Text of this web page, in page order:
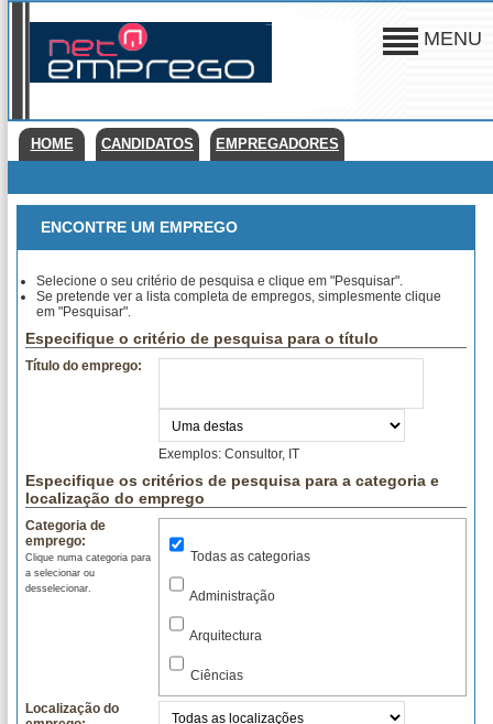
MENU
HOME CANDIDATOS EMPREGADORES
ENCONTRE UM EMPREGO
Selecione o seu critério de pesquisa e clique em "Pesquisar".
Se pretende ver a lista completa de empregos, simplesmente clique
em "Pesquisar".
Especifique o critério de pesquisa para o título
Título do emprego:
Exemplos: Consultor, IT
Especifique os critérios de pesquisa para a categoria e
localização do emprego
Categoria de
emprego:
Clique numa categoria para
a selecionar ou
desselecionar.
Todas as categorias
Administração
Arquitectura
Ciências
Com. Social
Localização do